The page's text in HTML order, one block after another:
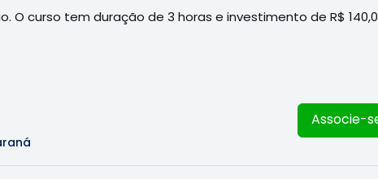
curso tem duração de 3 horas e investimento de R$
Associe-